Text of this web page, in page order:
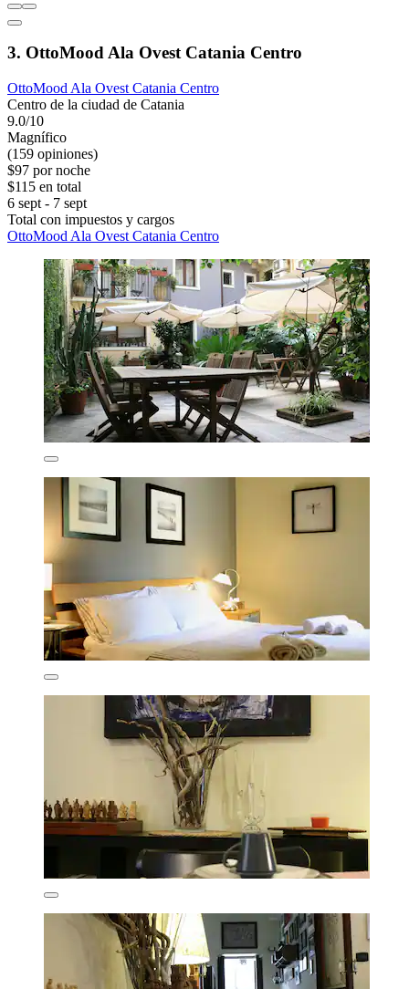
3. OttoMood Ala Ovest Catania Centro
OttoMood Ala Ovest Catania Centro
Centro de la ciudad de Catania
9.0/10
Magnífico
(159 opiniones)
$97 por noche
$115 en total
6 sept - 7 sept
Total con impuestos y cargos
OttoMood Ala Ovest Catania Centro